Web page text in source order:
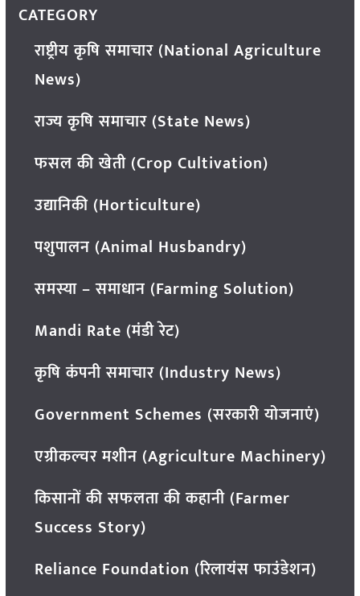
CATEGORY
राष्ट्रीय कृषि समाचार (National Agriculture
News)
राज्य कृषि समाचार (State News)
फसल की खेती (Crop Cultivation)
उद्यानिकी (Horticulture)
पशुपालन (Animal Husbandry)
समस्या – समाधान (Farming Solution)
Mandi Rate (मंडी रेट)
कृषि कंपनी समाचार (Industry News)
Government Schemes (सरकारी योजनाएं)
एग्रीकल्चर मशीन (Agriculture Machinery)
किसानों की सफलता की कहानी (Farmer
Success Story)
Reliance Foundation (रिलायंस फाउंडेशन)